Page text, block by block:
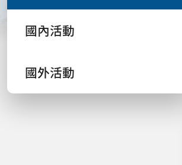
國內活動
國外活動